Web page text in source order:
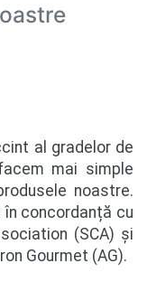
al gradelor de
mai simple
noastre.
în concordanță cu
(SCA) și
Gourmet (AG).